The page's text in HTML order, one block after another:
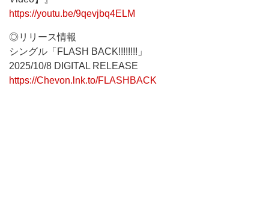
https://youtu.be/9qevjbq4ELM
◎リリース情報
シングル「FLASH BACK!!!!!!!!」
2025/10/8 DIGITAL RELEASE
https://Chevon.lnk.to/FLASHBACK